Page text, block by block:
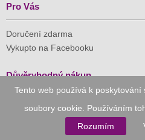
Tento web používá k
soubory cookie. Používáním
Rozumím
Pro Vás
Doručení zdarma
Vykupto na Facebooku
Důvěryhodný nákup
Naše společnost je